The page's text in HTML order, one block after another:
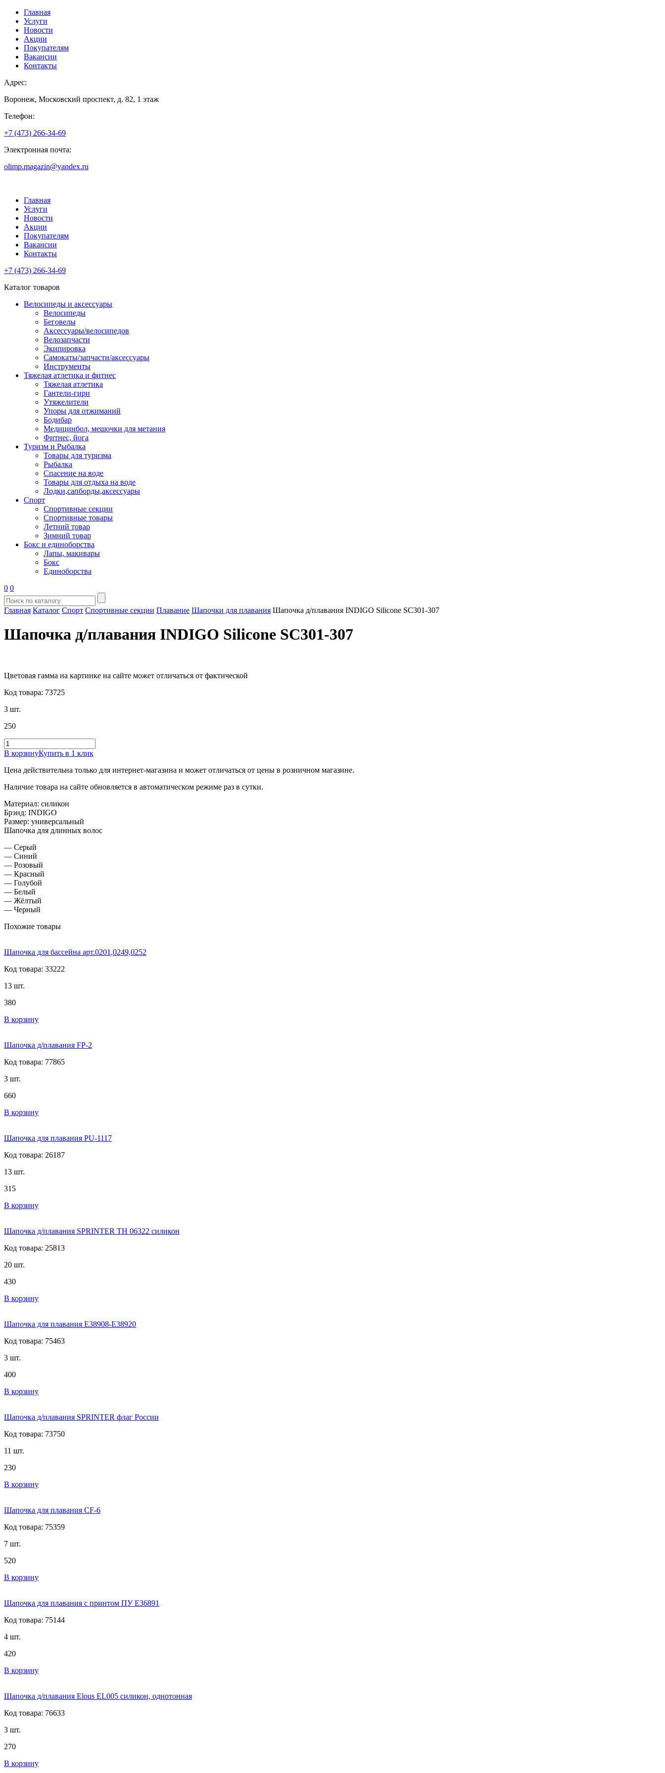
Главная
Услуги
Новости
Акции
Покупателям
Вакансии
Контакты
Адрес:
Воронеж, Московский проспект, д. 82, 1 этаж
Телефон:
+7 (473) 266-34-69
Электронная почта:
olimp.magazin@yandex.ru
Главная
Услуги
Новости
Акции
Покупателям
Вакансии
Контакты
+7 (473) 266-34-69
Каталог товаров
Велосипеды и аксессуары
Велосипеды
Беговелы
Аксессуары/велосипедов
Велозапчасти
Экипировка
Самокаты/запчасти/аксессуары
Инструменты
Тяжелая атлетика и фитнес
Тяжелая атлетика
Гантели-гири
Утяжелители
Упоры для отжиманий
Бодибар
Медицинбол, мешочки для метания
Фитнес, йога
Туризм и Рыбалка
Товары для туризма
Рыбалка
Спасение на воде
Товары для отдыха на воде
Лодки,сапборды,аксессуары
Спорт
Спортивные секции
Спортивные товары
Летний товар
Зимний товар
Бокс и единоборства
Лапы, макивары
Бокс
Единоборства
0 0
Главная Каталог Спорт Спортивные секции Плавание Шапочки для плавания Шапочка д/плавания INDIGO Silicone SC301-307
Шапочка д/плавания INDIGO Silicone SC301-307
Цветовая гамма на картинке на сайте может отличаться от фактической
Код товара: 73725
3 шт.
250
В корзинуКупить в 1 клик
Цена действительна только для интернет-магазина и может отличаться от цены в розничном магазине.
Наличие товара на сайте обновляется в автоматическом режиме раз в сутки.
Материал: силикон
Брэнд: INDIGO
Размер: универсальный
Шапочка для длинных волос
— Серый
— Синий
— Розовый
— Красный
— Голубой
— Белый
— Жёлтый
— Черный
Похожие товары
Шапочка для бассейна арт.0201,0249,0252
Код товара: 33222
13 шт.
380
В корзину
Шапочка д/плавания FP-2
Код товара: 77865
3 шт.
660
В корзину
Шапочка для плавания PU-1117
Код товара: 26187
13 шт.
315
В корзину
Шапочка д/плавания SPRINTER TH 06322 силикон
Код товара: 25813
20 шт.
430
В корзину
Шапочка для плавания Е38908-Е38920
Код товара: 75463
3 шт.
400
В корзину
Шапочка д/плавания SPRINTER флаг России
Код товара: 73750
11 шт.
230
В корзину
Шапочка для плавания CF-6
Код товара: 75359
7 шт.
520
В корзину
Шапочка для плавания с принтом ПУ E36891
Код товара: 75144
4 шт.
420
В корзину
Шапочка д/плавания Elous EL005 силикон, однотонная
Код товара: 76633
3 шт.
270
В корзину